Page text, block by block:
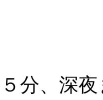
分、深